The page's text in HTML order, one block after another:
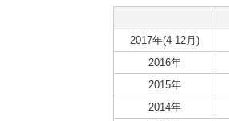
2017年(4-12月)
2016年
2015年
2014年